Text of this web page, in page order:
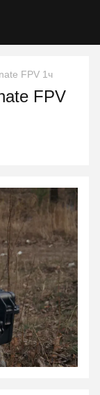
FPV 1ч
FPV